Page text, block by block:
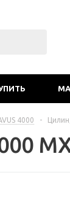
4000 -